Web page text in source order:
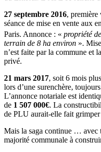
27 septembre 2016, première
séance de mise en vente aux
Paris. Annonce : « propriété
terrain de 8 ha environ ».
n’est faite par la commune et
privé.
21 mars 2017, soit 6 mois
lors d’une surenchère,
L’annonce notariale est
de 1 507 000€. La
de PLU aurait-elle fait
Mais la saga continue … avec
majorité communale à